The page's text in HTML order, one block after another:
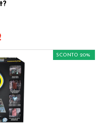
SCONTO 20%